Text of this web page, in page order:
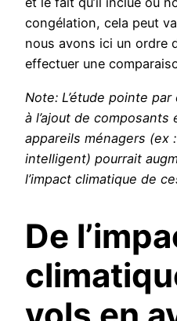
congélation, cela peut
nous avons ici un ordre
effectuer une
Note: L’étude pointe
à l’ajout de
appareils ménagers (ex
intelligent) pourrait
l’impact climatique de
De